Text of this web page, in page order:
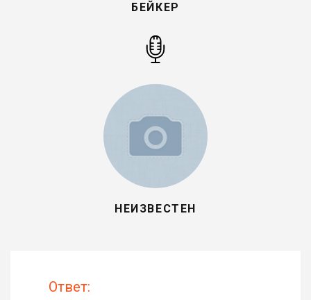
БЕЙКЕР
НЕИЗВЕСТЕН
Ответ: